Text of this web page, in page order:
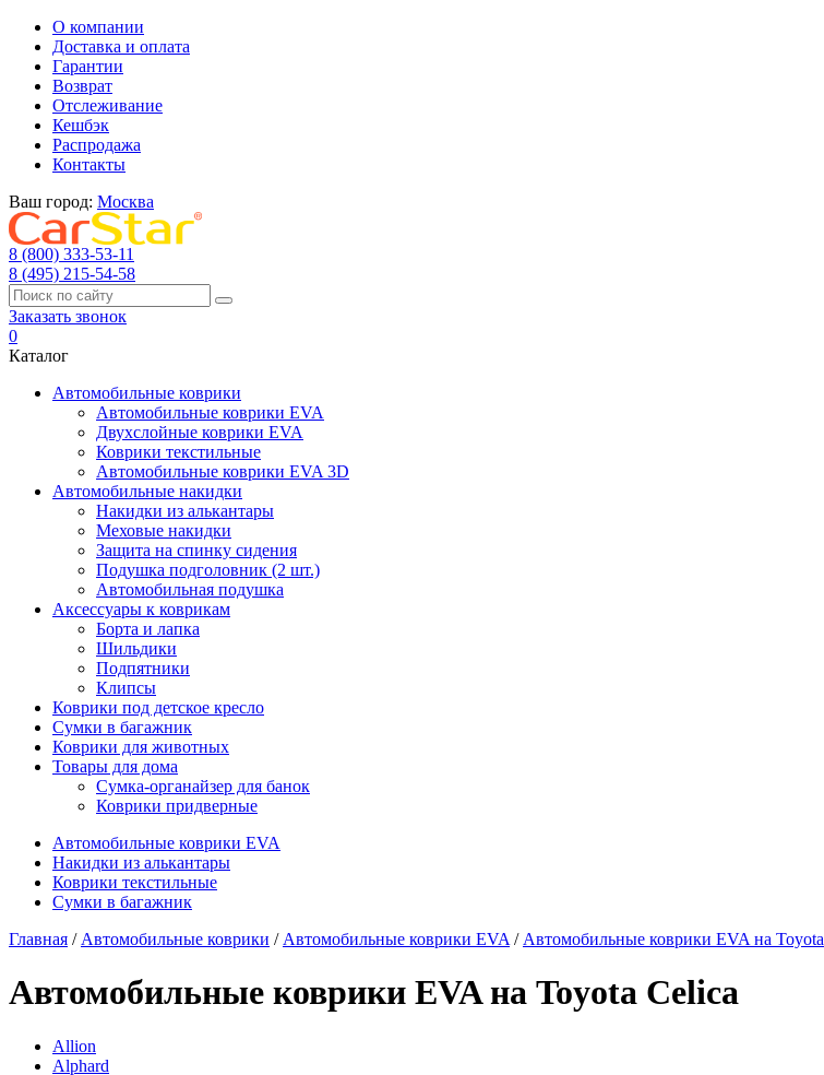
О компании
Доставка и оплата
Гарантии
Возврат
Отслеживание
Кешбэк
Распродажа
Контакты
Ваш город: Москва
8 (800) 333-53-11
8 (495) 215-54-58
Заказать звонок
0
Каталог
Автомобильные коврики
Автомобильные коврики EVA
Двухслойные коврики EVA
Коврики текстильные
Автомобильные коврики EVA 3D
Автомобильные накидки
Накидки из алькантары
Меховые накидки
Защита на спинку сидения
Подушка подголовник (2 шт.)
Автомобильная подушка
Аксессуары к коврикам
Борта и лапка
Шильдики
Подпятники
Клипсы
Коврики под детское кресло
Сумки в багажник
Коврики для животных
Товары для дома
Сумка-органайзер для банок
Коврики придверные
Автомобильные коврики EVA
Накидки из алькантары
Коврики текстильные
Сумки в багажник
Главная / Автомобильные коврики / Автомобильные коврики EVA / Автомобильные коврики EVA на Toyota
Автомобильные коврики EVA на Toyota Celica
Allion
Alphard